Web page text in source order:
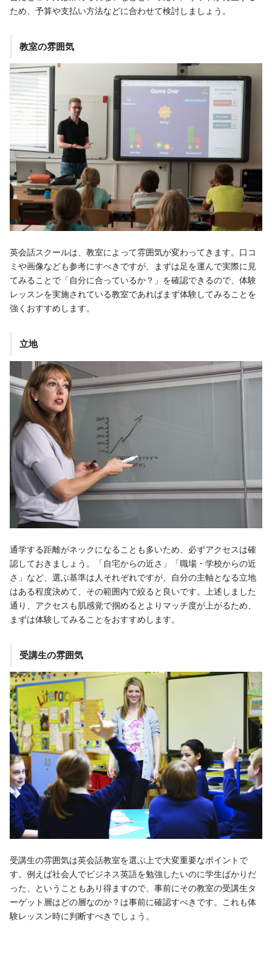
ため、予算や支払い方法などに合わせて検討しましょう。
教室の雰囲気
英会話スクールは、教室によって雰囲気が変わってきます。口コ
ミや画像なども参考にすべきですが、まずは足を運んで実際に見
てみることで「自分に合っているか？」を確認できるので、体験
レッスンを実施されている教室であればまず体験してみることを
強くおすすめします。
立地
通学する距離がネックになることも多いため、必ずアクセスは確
認しておきましょう。「自宅からの近さ」「職場・学校からの近
さ」など、選ぶ基準は人それぞれですが、自分の主軸となる立地
はある程度決めて、その範囲内で絞ると良いです。上述しました
通り、アクセスも肌感覚で掴めるとよりマッチ度が上がるため、
まずは体験してみることをおすすめします。
受講生の雰囲気
受講生の雰囲気は英会話教室を選ぶ上で大変重要なポイントで
す。例えば社会人でビジネス英語を勉強したいのに学生ばかりだ
った、ということもあり得ますので、事前にその教室の受講生タ
ーゲット層はどの層なのか？は事前に確認すべきです。これも体
験レッスン時に判断すべきでしょう。